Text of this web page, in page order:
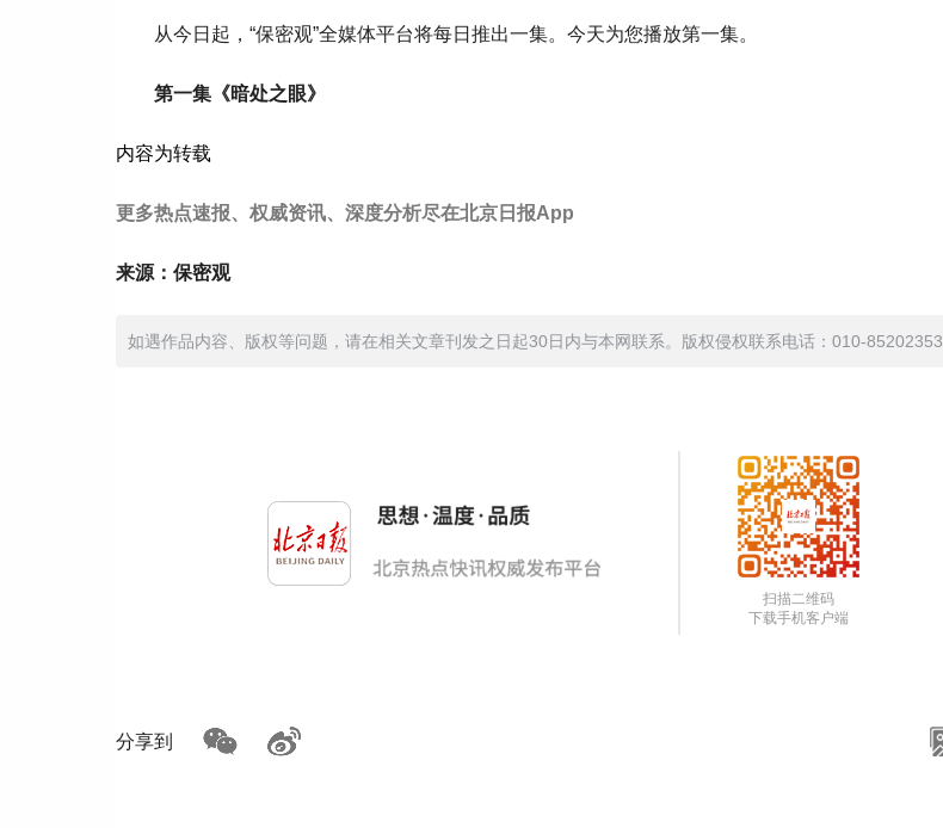
从今日起，“保密观”全媒体平台将每日推出一集。今天为您播放第一集。
第一集《暗处之眼》
内容为转载
更多热点速报、权威资讯、深度分析尽在北京日报App
来源：保密观
如遇作品内容、版权等问题，请在相关文章刊发之日起30日内与本网联系。版权侵权联系电话：010-85202353
扫描二维码
下载手机客户端
分享到